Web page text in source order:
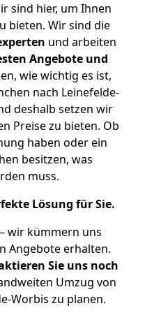
sind hier, um Ihnen
bieten. Wir sind die
und arbeiten
Angebote und
wie wichtig es ist,
nach Leinefelde-
deshalb setzen wir
Preise zu bieten. Ob
haben oder ein
besitzen, was
muss.
Lösung für Sie.
wir kümmern uns
Angebote erhalten.
Sie uns noch
Umzug von
Worbis zu planen.